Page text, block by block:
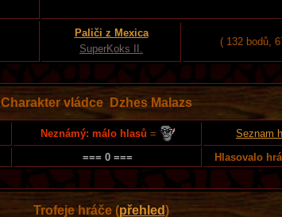
Paliči z Mexica
SuperKoks II.
( 132 bodů,
Charakter vládce Dzhes Malazs
Neznámý: málo hlasů =
Seznam
=== 0 === Hlasovalo
Trofeje hráče (přehled)